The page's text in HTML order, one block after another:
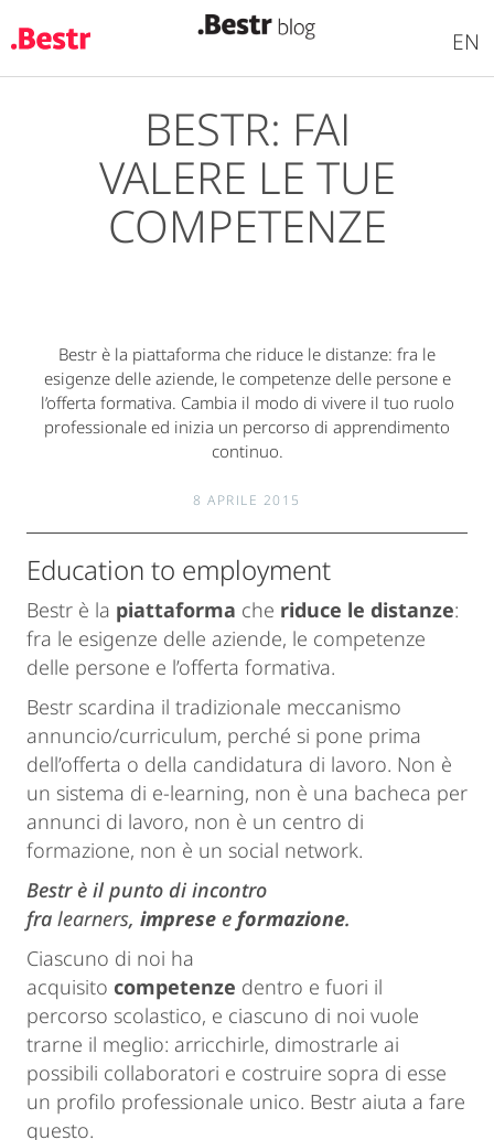
EN
BESTR: FAI
VALERE LE TUE
COMPETENZE
Bestr è la piattaforma che riduce le distanze: fra le
esigenze delle aziende, le competenze delle persone e
l’offerta formativa. Cambia il modo di vivere il tuo ruolo
professionale ed inizia un percorso di apprendimento
continuo.
8 APRILE 2015
Education to employment
Bestr è la piattaforma che riduce le distanze:
fra le esigenze delle aziende, le competenze
delle persone e l’offerta formativa.
Bestr scardina il tradizionale meccanismo
annuncio/curriculum, perché si pone prima
dell’offerta o della candidatura di lavoro. Non è
un sistema di e-learning, non è una bacheca per
annunci di lavoro, non è un centro di
formazione, non è un social network.
Bestr è il punto di incontro
fra learners, imprese e formazione.
Ciascuno di noi ha
acquisito competenze dentro e fuori il
percorso scolastico, e ciascuno di noi vuole
trarne il meglio: arricchirle, dimostrarle ai
possibili collaboratori e costruire sopra di esse
un profilo professionale unico. Bestr aiuta a fare
questo.